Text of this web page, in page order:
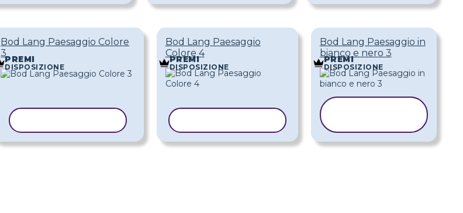
Bod Lang Paesaggio Colore
3
PREMI
DISPOSIZIONE
Bod Lang Paesaggio
Colore 4
PREMI
DISPOSIZIONE
Bod Lang Paesaggio in
bianco e nero 3
PREMI
DISPOSIZIONE